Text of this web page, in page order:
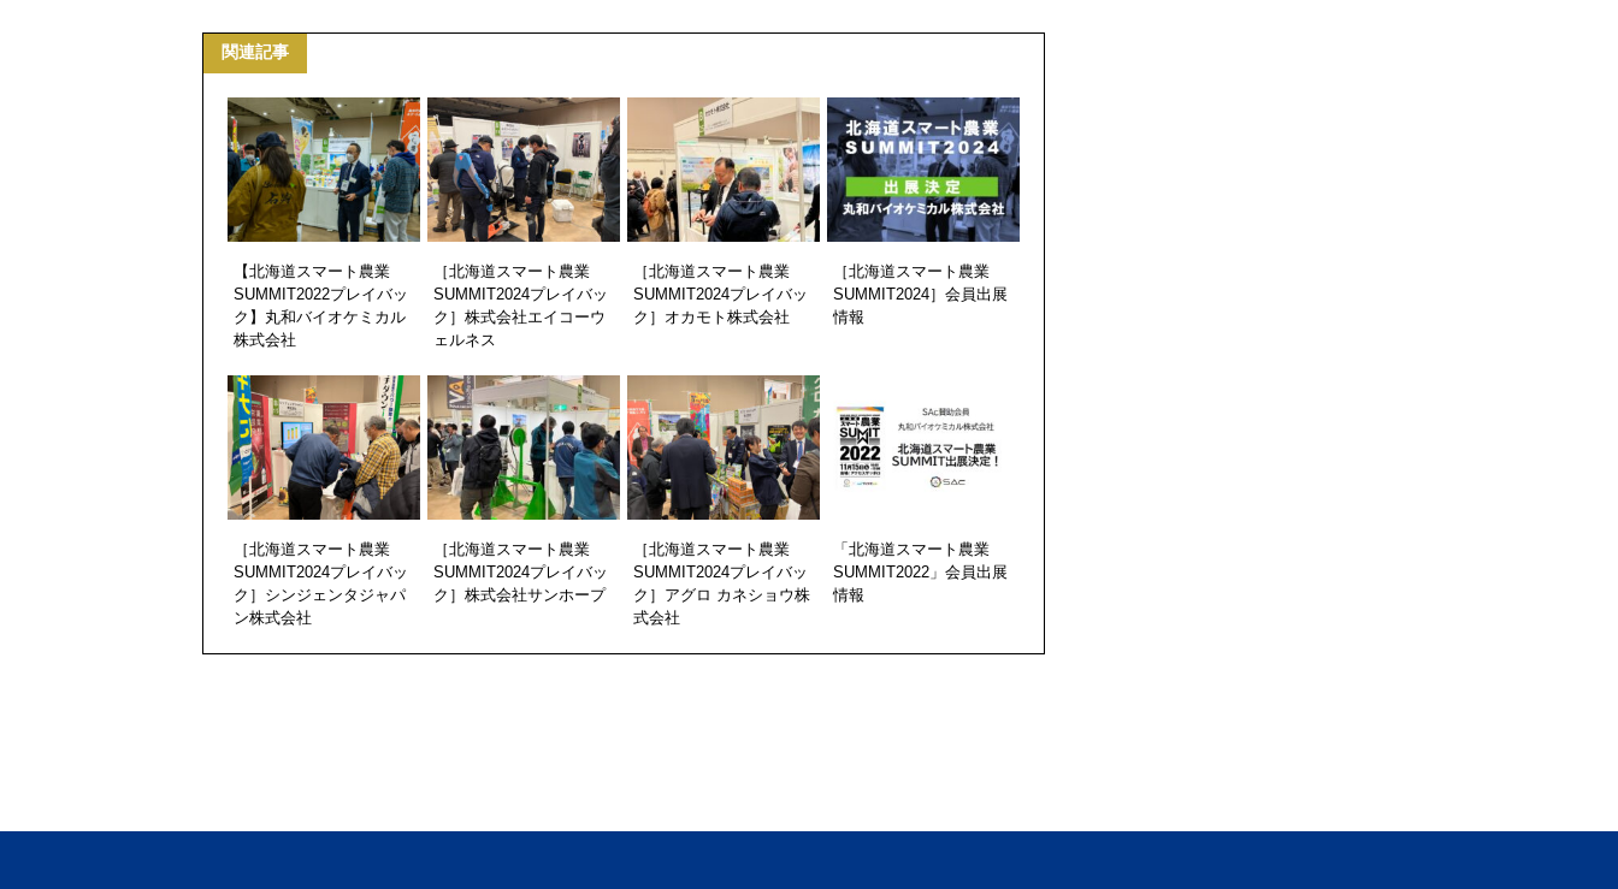
関連記事
【北海道スマート農業
SUMMIT2022プレイバッ
ク】丸和バイオケミカル
株式会社
［北海道スマート農業
SUMMIT2024プレイバッ
ク］株式会社エイコーウ
ェルネス
［北海道スマート農業
SUMMIT2024プレイバッ
ク］オカモト株式会社
［北海道スマート農業
SUMMIT2024］会員出展
情報
［北海道スマート農業
SUMMIT2024プレイバッ
ク］シンジェンタジャパ
ン株式会社
［北海道スマート農業
SUMMIT2024プレイバッ
ク］株式会社サンホープ
［北海道スマート農業
SUMMIT2024プレイバッ
ク］アグロ カネショウ株
式会社
「北海道スマート農業
SUMMIT2022」会員出展
情報